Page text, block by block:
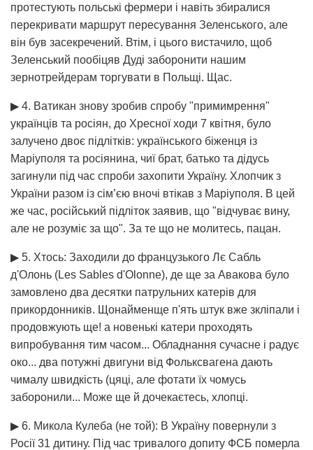
протестують польські фермери і навіть збиралися
перекривати маршрут пересування Зеленського, але
він був засекречений. Втім, і цього вистачило, щоб
Зеленський пообіцяв Дуді заборонити нашим
зернотрейдерам торгувати в Польщі. Щас.
▶ 4. Ватикан знову зробив спробу "примимрення"
українців та росіян, до Хресної ходи 7 квітня, було
залучено двоє підлітків: українського біженця із
Маріуполя та росіянина, чиї брат, батько та дідусь
загинули під час спроби захопити Україну. Хлопчик з
України разом із сім’єю вночі втікав з Маріуполя. В цей
же час, російський підліток заявив, що "відчуває вину,
але не розуміє за що". За те що не молитесь, пацан.
▶ 5. Хтось: Заходили до французького Лє Сабль
д'Олонь (Les Sables d'Olonne), де ще за Авакова було
замовлено два десятки патрульних катерів для
прикордонників. Щонайменще п'ять штук вже зкліпали і
продовжують ще! а новенькі катери проходять
випробування тим часом... Обладнання сучасне і радує
око... два потужні двигуни від Фольксвагена дають
чималу швидкість (цяці, але фотати їх чомусь
заборонили... Може ще й дочекаєтесь, хлопці.
▶ 6. Микола Кулеба (не той): В Україну повернули з
Росії 31 дитину. Під час тривалого допиту ФСБ померла